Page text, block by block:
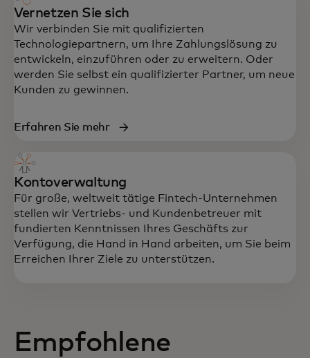
Vernetzen Sie sich
Wir verbinden Sie mit qualifizierten
Technologiepartnern, um Ihre Zahlungslösung zu
entwickeln, einzuführen oder zu erweitern. Oder
werden Sie selbst ein qualifizierter Partner, um neue
Kunden zu gewinnen.
Erfahren Sie mehr
Kontoverwaltung
Für große, weltweit tätige Fintech-Unternehmen
stellen wir Vertriebs- und Kundenbetreuer mit
fundierten Kenntnissen Ihres Geschäfts zur
Verfügung, die Hand in Hand arbeiten, um Sie beim
Erreichen Ihrer Ziele zu unterstützen.
Empfohlene